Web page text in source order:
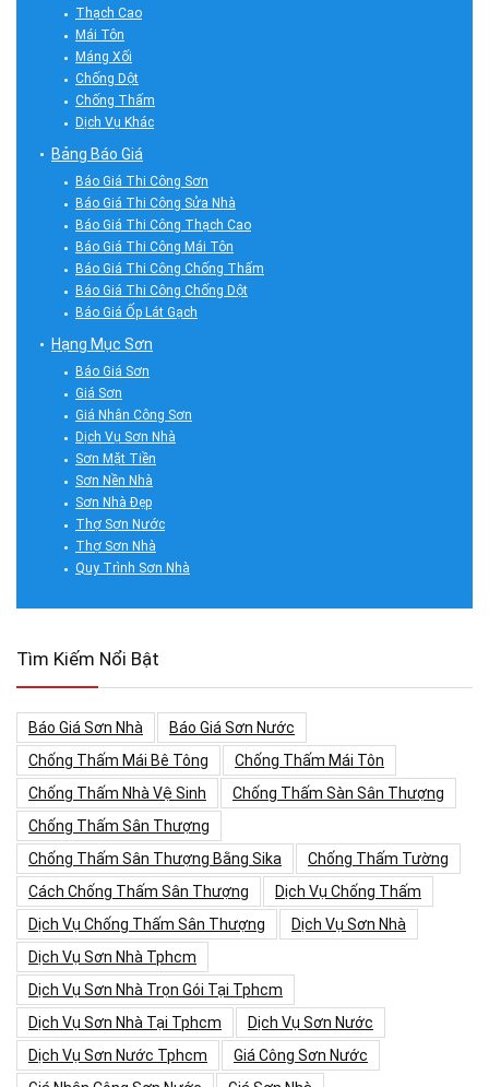
Thạch Cao
Mái Tôn
Máng Xối
Chống Dột
Chống Thấm
Dịch Vụ Khác
Bảng Báo Giá
Báo Giá Thi Công Sơn
Báo Giá Thi Công Sửa Nhà
Báo Giá Thi Công Thạch Cao
Báo Giá Thi Công Mái Tôn
Báo Giá Thi Công Chống Thấm
Báo Giá Thi Công Chống Dột
Báo Giá Ốp Lát Gạch
Hạng Mục Sơn
Báo Giá Sơn
Giá Sơn
Giá Nhân Công Sơn
Dịch Vụ Sơn Nhà
Sơn Mặt Tiền
Sơn Nền Nhà
Sơn Nhà Đẹp
Thợ Sơn Nước
Thợ Sơn Nhà
Quy Trình Sơn Nhà
Tìm Kiếm Nổi Bật
Báo Giá Sơn Nhà
Báo Giá Sơn Nước
Chống Thấm Mái Bê Tông
Chống Thấm Mái Tôn
Chống Thấm Nhà Vệ Sinh
Chống Thấm Sàn Sân Thượng
Chống Thấm Sân Thượng
Chống Thấm Sân Thượng Bằng Sika
Chống Thấm Tường
Cách Chống Thấm Sân Thượng
Dịch Vụ Chống Thấm
Dịch Vụ Chống Thấm Sân Thượng
Dịch Vụ Sơn Nhà
Dịch Vụ Sơn Nhà Tphcm
Dịch Vụ Sơn Nhà Trọn Gói Tại Tphcm
Dịch Vụ Sơn Nhà Tại Tphcm
Dịch Vụ Sơn Nước
Dịch Vụ Sơn Nước Tphcm
Giá Công Sơn Nước